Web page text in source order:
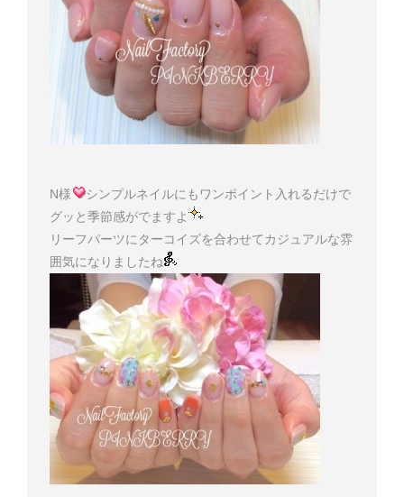
N様
シンプルネイルにもワンポイント入れるだけで
グッと季節感がでますよ
リーフパーツにターコイズを合わせてカジュアルな雰
囲気になりましたね